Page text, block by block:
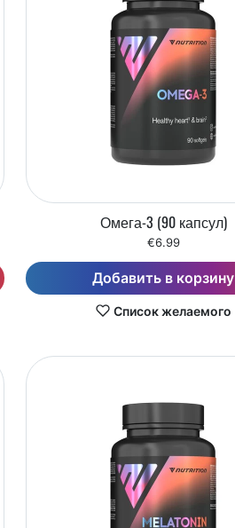
Омега-3 (90 капсул)
€6.99
Добавить в корзину
Список желаемого